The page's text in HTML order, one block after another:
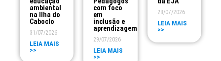
ambiental
na Ilha do
Caboclo
31/07/2026
LEIA MAIS
>>
com foco
em
inclusão e
aprendizagem
29/07/2026
LEIA MAIS
>>
28/07/2026
LEIA MAIS
>>